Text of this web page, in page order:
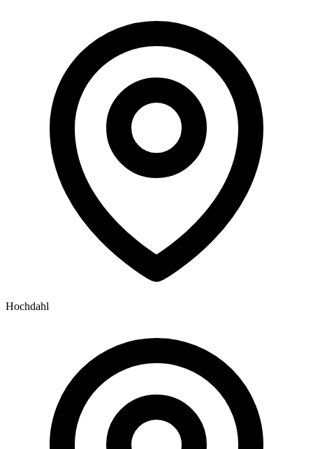
Hochdahl